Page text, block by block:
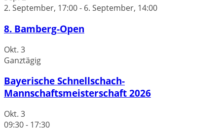
2. September, 17:00- 6. September, 14:00
8. Bamberg-Open
Okt. 3
Ganztägig
Bayerische Schnellschach-
Mannschaftsmeisterschaft 2026
Okt. 3
09:30- 17:30